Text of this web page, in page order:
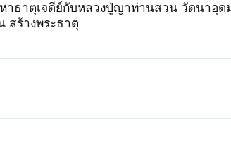
าธาตุเจดีย์กับหลวงปู่ญาท่านสวน วัดนาอุ
สร้างพระธาตุ